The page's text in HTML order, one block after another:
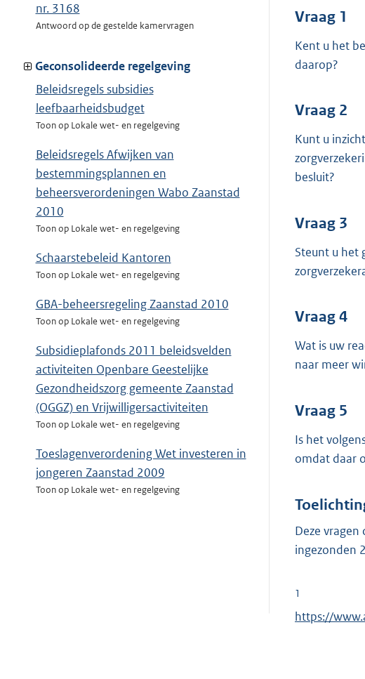
nr. 3168
Antwoord op de gestelde kamervragen
Geconsolideerde regelgeving
Beleidsregels subsidies
leefbaarheidsbudget
Toon op Lokale wet- en regelgeving
Beleidsregels Afwijken van
bestemmingsplannen en
beheersverordeningen Wabo Zaanstad
2010
Toon op Lokale wet- en regelgeving
Schaarstebeleid Kantoren
Toon op Lokale wet- en regelgeving
GBA-beheersregeling Zaanstad 2010
Toon op Lokale wet- en regelgeving
Subsidieplafonds 2011 beleidsvelden
activiteiten Openbare Geestelijke
Gezondheidszorg gemeente Zaanstad
(OGGZ) en Vrijwilligersactiviteiten
Toon op Lokale wet- en regelgeving
Toeslagenverordening Wet investeren in
jongeren Zaanstad 2009
Toon op Lokale wet- en regelgeving
Vraag 1
Kent u het
daarop?
Vraag 2
Kunt u
besluit?
Vraag 3
Steunt u het
Vraag 4
Wat is uw
naar meer
Vraag 5
Is het
omdat daar
Deze
ingezonden
1
E
https://